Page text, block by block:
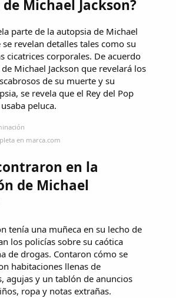
Michael Jackson?
parte de la autopsia de Michael
se revelan detalles tales como su
cicatrices corporales. De acuerdo
Michael Jackson que revelará los
de su muerte y su
se revela que el Rey del Pop
peluca.
en marca.com
en la
de Michael
tenía una muñeca en su lecho de
los policías sobre su caótica
de drogas. Contaron cómo se
habitaciones llenas de
agujas y un tablón de anuncios
ropa y notas extrañas.